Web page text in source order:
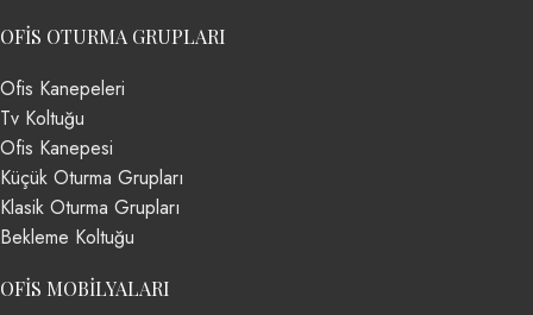
OFIS OTURMA GRUPLARI
Ofis Kanepeleri
Tv Koltuğu
Ofis Kanepesi
Küçük Oturma Grupları
Klasik Oturma Grupları
Bekleme Koltuğu
OFIS MOBILYALARI